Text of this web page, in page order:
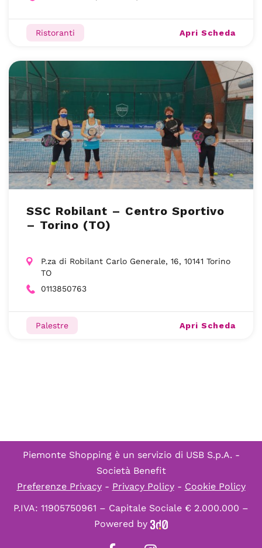
Ristoranti Apri Scheda
SSC Robilant – Centro Sportivo
– Torino (TO)
P.za di Robilant Carlo Generale, 16, 10141 Torino
TO
0113850763
Palestre Apri Scheda
Piemonte Shopping è un servizio di USB S.p.A. -
Società Benefit
Preferenze Privacy- Privacy Policy- Cookie Policy
P.IVA: 11905750961 – Capitale Sociale € 2.000.000 –
Powered by